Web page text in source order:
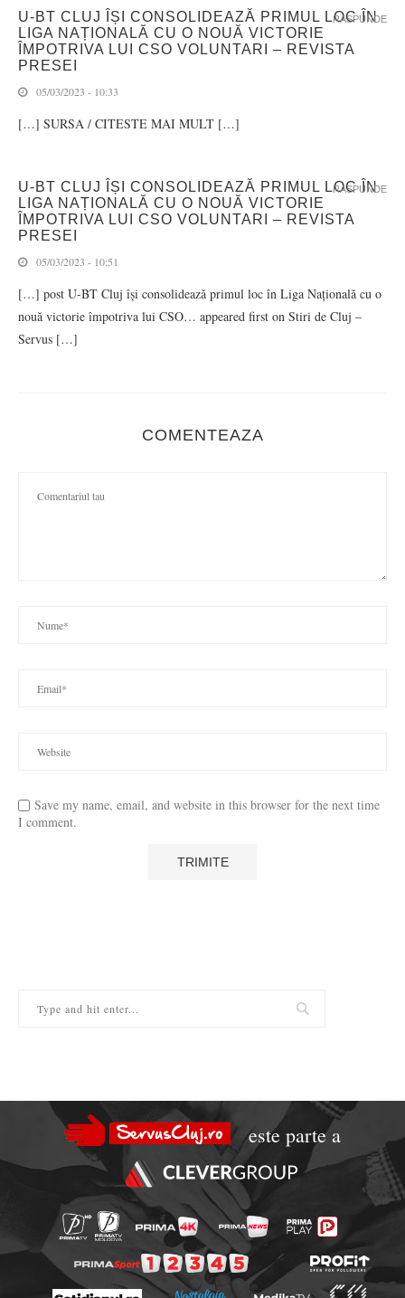
U-BT CLUJ ÎȘI CONSOLIDEAZĂ PRIMUL LOC ÎN
LIGA NAȚIONALĂ CU O NOUĂ VICTORIE
ÎMPOTRIVA LUI CSO VOLUNTARI – REVISTA
PRESEI
05/03/2023 - 10:33
[…] SURSA / CITESTE MAI MULT […]
RASPUNDE
U-BT CLUJ ÎȘI CONSOLIDEAZĂ PRIMUL LOC ÎN
LIGA NAȚIONALĂ CU O NOUĂ VICTORIE
ÎMPOTRIVA LUI CSO VOLUNTARI – REVISTA
PRESEI
05/03/2023 - 10:51
[…] post U-BT Cluj își consolidează primul loc în Liga Națională cu o
nouă victorie împotriva lui CSO… appeared first on Stiri de Cluj –
Servus […]
RASPUNDE
COMENTEAZA
Save my name, email, and website in this browser for the next time
I comment.
este parte a